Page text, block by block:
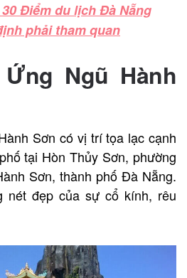
30 Điểm du lịch Đà Nẵng
phải tham quan
Ngũ Hành
Sơn có vị trí tọa lạc cạnh
tại Hòn Thủy Sơn, phường
Sơn, thành phố Đà Nẵng.
nét đẹp của sự cổ kính, rêu